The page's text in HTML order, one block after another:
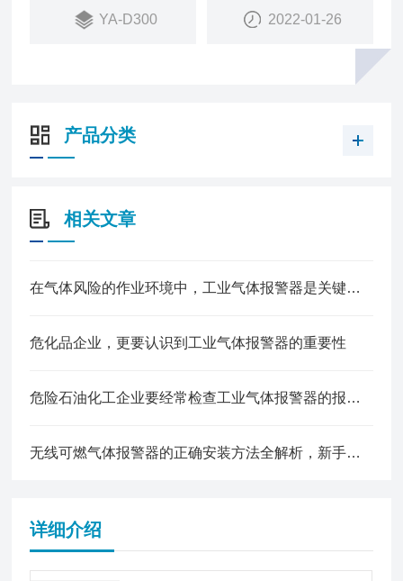
YA-D300 2022-01-26
产品分类
相关文章
在气体风险的作业环境中，工业气体报警器是关键的一道防线
危化品企业，更要认识到工业气体报警器的重要性
危险石油化工企业要经常检查工业气体报警器的报警效果
无线可燃气体报警器的正确安装方法全解析，新手也能轻松上手
详细介绍